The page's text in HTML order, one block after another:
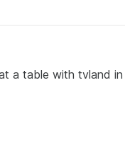
a table with tvland